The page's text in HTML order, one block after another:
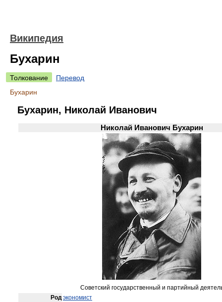
Википедия
Бухарин
Толкование
Перевод
Бухарин
Бухарин, Николай Иванович
Николай Иванович Бухарин
Советский государственный и партийный
Родэкономист